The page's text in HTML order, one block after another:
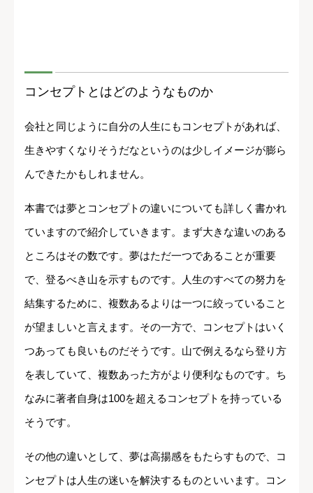
コンセプトとはどのようなものか
会社と同じように自分の人生にもコンセプトがあれば、
生きやすくなりそうだなというのは少しイメージが膨ら
んできたかもしれません。
本書では夢とコンセプトの違いについても詳しく書かれ
ていますので紹介していきます。まず大きな違いのある
ところはその数です。夢はただ一つであることが重要
で、登るべき山を示すものです。人生のすべての努力を
結集するために、複数あるよりは一つに絞っていること
が望ましいと言えます。その一方で、コンセプトはいく
つあっても良いものだそうです。山で例えるなら登り方
を表していて、複数あった方がより便利なものです。ち
なみに著者自身は100を超えるコンセプトを持っている
そうです。
その他の違いとして、夢は高揚感をもたらすもので、コ
ンセプトは人生の迷いを解決するものといいます。コン